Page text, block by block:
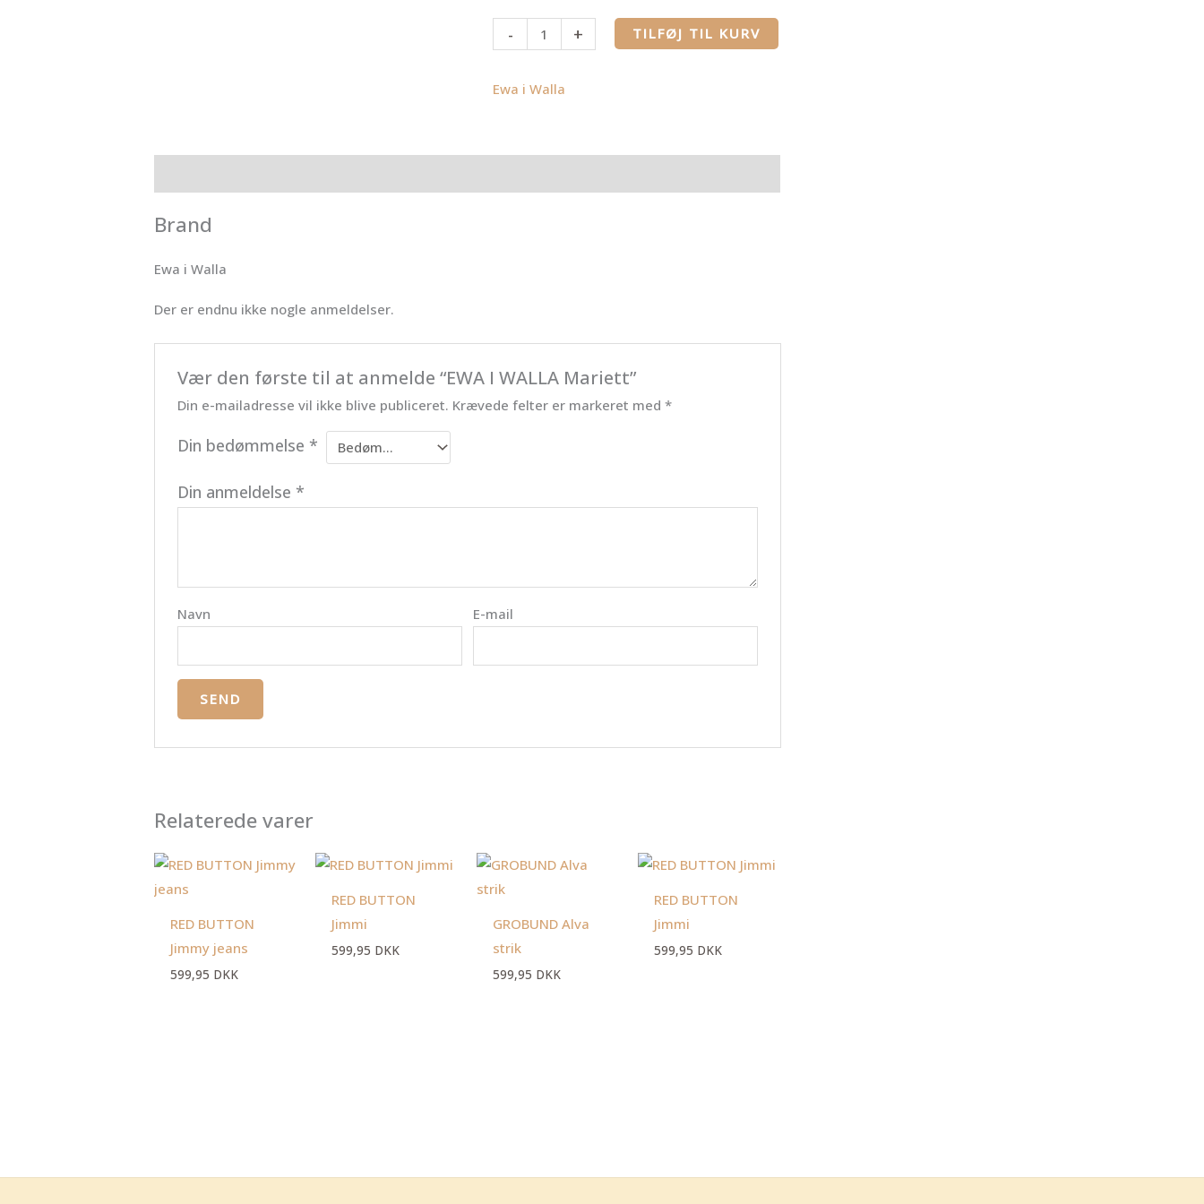
- + TILFØJ TIL KURV
Ewa i Walla
Brand
Ewa i Walla
Der er endnu ikke nogle anmeldelser.
Vær den første til at anmelde “EWA I WALLA Mariett”
Din e-mailadresse vil ikke blive publiceret. Krævede felter er markeret med*
Din bedømmelse *
Din anmeldelse *
Navn E-mail
Relaterede varer
RED BUTTON
Jimmy jeans
599,95 DKK
RED BUTTON
Jimmi
599,95 DKK
GROBUND Alva
strik
599,95 DKK
RED BUTTON
Jimmi
599,95 DKK